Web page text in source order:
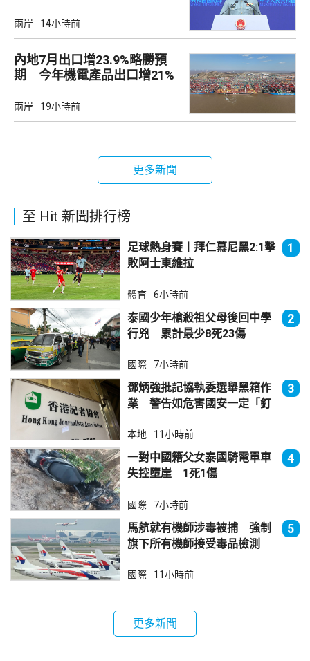
兩岸 14小時前
內地7月出口增23.9%略勝預
期 今年機電產品出口增21%
兩岸 19小時前
更多新聞
至 Hit 新聞排行榜
足球熱身賽丨拜仁慕尼黑2:1擊
敗阿士東維拉
1
體育 6小時前
泰國少年槍殺祖父母後回中學
行兇 累計最少8死23傷
2
國際 7小時前
鄧炳強批記協執委選舉黑箱作
業 警告如危害國安一定「釘
3
本地 11小時前
一對中國籍父女泰國騎電單車
失控墮崖 1死1傷
4
國際 7小時前
馬航就有機師涉毒被捕 強制
旗下所有機師接受毒品檢測
5
國際 11小時前
更多新聞